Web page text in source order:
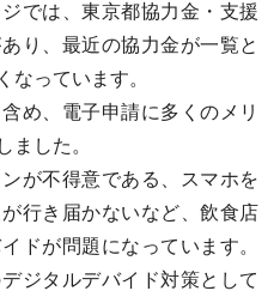
では、東京都協力金・支援
り、最近の協力金が一覧と
なっています。
め、電子申請に多くのメリ
ました。
が不得意である、スマホを
行き届かないなど、飲食店
ドが問題になっています。
ジタルデバイド対策として